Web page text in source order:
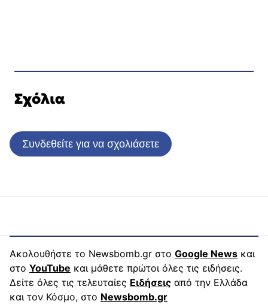
Σχόλια
Συνδεθείτε για να σχολιάσετε
Ακολουθήστε το Newsbomb.gr στο Google News και
στο YouTube και μάθετε πρώτοι όλες τις ειδήσεις.
Δείτε όλες τις τελευταίες Ειδήσεις από την Ελλάδα
και τον Κόσμο, στο Newsbomb.gr